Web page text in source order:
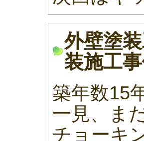
外壁塗
装施工
築年数15
一見、ま
チョーキ